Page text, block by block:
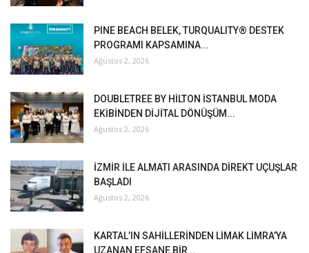
PINE BEACH BELEK, TURQUALITY® DESTEK
PROGRAMI KAPSAMINA...
Ağustos 2, 2026
DOUBLETREE BY HİLTON İSTANBUL MODA
EKİBİNDEN DİJİTAL DÖNÜŞÜM...
Ağustos 2, 2026
İZMİR İLE ALMATI ARASINDA DİREKT UÇUŞLAR
BAŞLADI
Ağustos 2, 2026
KARTAL’IN SAHİLLERİNDEN LİMAK LİMRA’YA
UZANAN EFSANE BİR...